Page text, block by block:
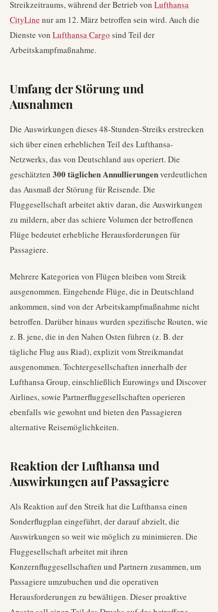
Streikzeitraums, während der Betrieb von Lufthansa
CityLine nur am 12. März betroffen sein wird. Auch die
Dienste von Lufthansa Cargo sind Teil der
Arbeitskampfmaßnahme.
Umfang der Störung und
Ausnahmen
Die Auswirkungen dieses 48-Stunden-Streiks erstrecken
sich über einen erheblichen Teil des Lufthansa-
Netzwerks, das von Deutschland aus operiert. Die
geschätzten 300 täglichen Annullierungenverdeutlichen
das Ausmaß der Störung für Reisende. Die
Fluggesellschaft arbeitet aktiv daran, die Auswirkungen
zu mildern, aber das schiere Volumen der betroffenen
Flüge bedeutet erhebliche Herausforderungen für
Passagiere.
Mehrere Kategorien von Flügen bleiben vom Streik
ausgenommen. Eingehende Flüge, die in Deutschland
ankommen, sind von der Arbeitskampfmaßnahme nicht
betroffen. Darüber hinaus wurden spezifische Routen, wie
z. B. jene, die in den Nahen Osten führen (z. B. der
tägliche Flug aus Riad), explizit vom Streikmandat
ausgenommen. Tochtergesellschaften innerhalb der
Lufthansa Group, einschließlich Eurowings und Discover
Airlines, sowie Partnerfluggesellschaften operieren
ebenfalls wie gewohnt und bieten den Passagieren
alternative Reisemöglichkeiten.
Reaktion der Lufthansa und
Auswirkungen auf Passagiere
Als Reaktion auf den Streik hat die Lufthansa einen
Sonderflugplan eingeführt, der darauf abzielt, die
Auswirkungen so weit wie möglich zu minimieren. Die
Fluggesellschaft arbeitet mit ihren
Konzernfluggesellschaften und Partnern zusammen, um
Passagiere umzubuchen und die operativen
Herausforderungen zu bewältigen. Dieser proaktive